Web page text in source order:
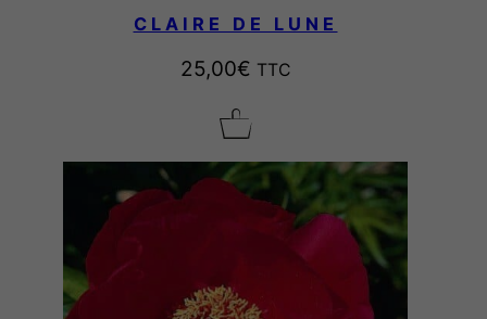
CLAIRE DE LUNE
25,00€ TTC